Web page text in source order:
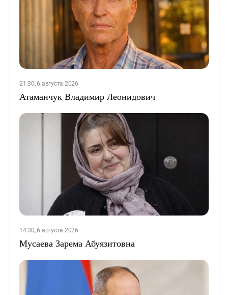
21:30, 6 августа 2026
Атаманчук Владимир Леонидович
14:30, 6 августа 2026
Мусаева Зарема Абуязитовна